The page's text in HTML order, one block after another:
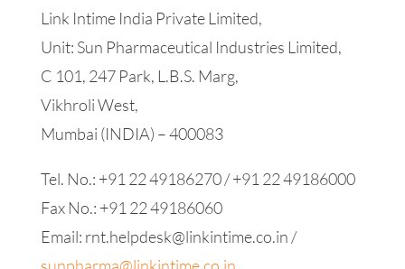
Link Intime India Private Limited,
Unit: Sun Pharmaceutical Industries Limited,
C 101, 247 Park, L.B.S. Marg,
Vikhroli West,
Mumbai (INDIA) – 400083
Tel. No.: +91 22 49186270 / +91 22 49186000
Fax No.: +91 22 49186060
Email: rnt.helpdesk@linkintime.co.in /